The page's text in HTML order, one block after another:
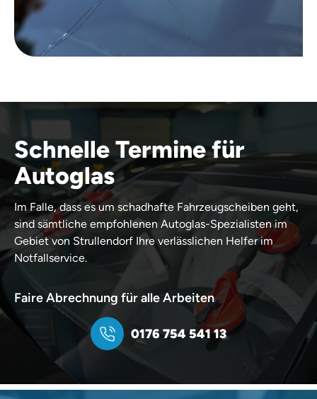
Schnelle Termine für
Autoglas
Im Falle, dass es um schadhafte Fahrzeugscheiben geht,
sind sämtliche empfohlenen Autoglas-Spezialisten im
Gebiet von Strullendorf Ihre verlässlichen Helfer im
Notfallservice.
Faire Abrechnung für alle Arbeiten
0176 754 541 13